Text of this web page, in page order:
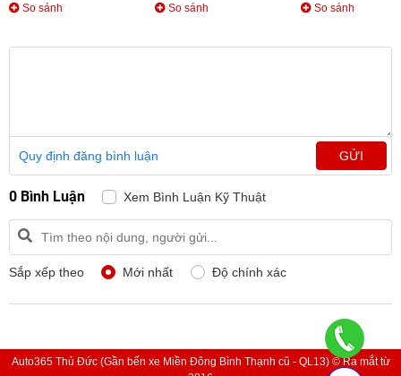
So sánh So sánh So sánh
Quy định đăng bình luận GỬI
0 Bình Luận Xem Bình Luận Kỹ Thuật
Sắp xếp theo Mới nhất Độ chính xác
Auto365 Thủ Đức (Gần bến xe Miền Đông Bình Thạnh cũ - QL13) © Ra mắt từ